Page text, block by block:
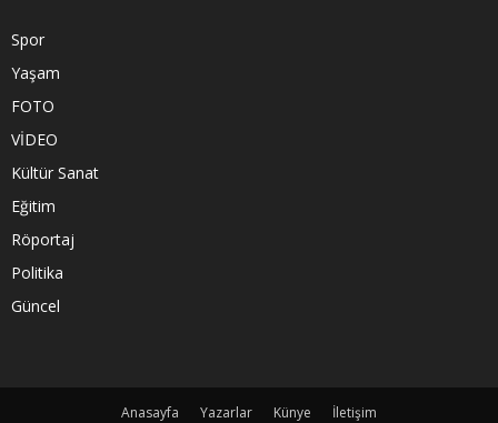
Spor
Yaşam
FOTO
VİDEO
Kültür Sanat
Eğitim
Röportaj
Politika
Güncel
Anasayfa Yazarlar Künye
İletişim